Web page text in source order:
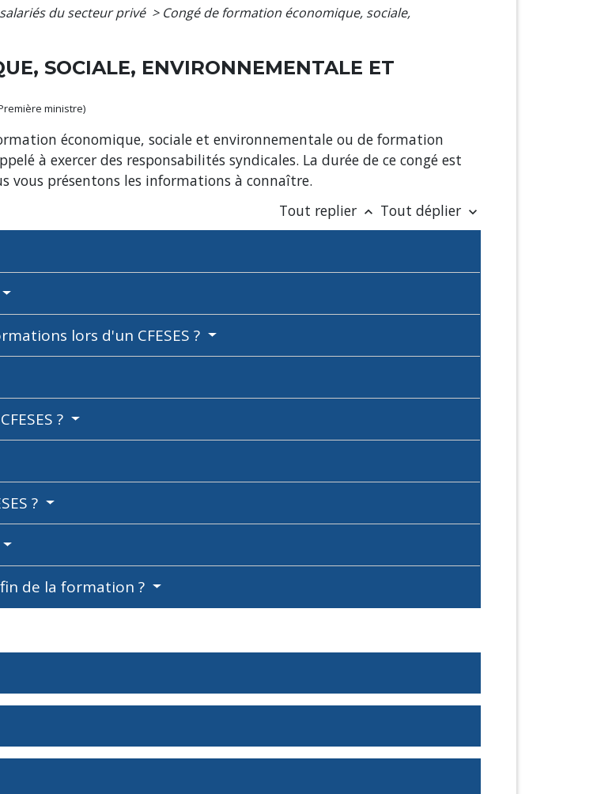
du secteur privé > Congé de formation économique, sociale,
SOCIALE, ENVIRONNEMENTALE ET
ministre)
économique, sociale et environnementale ou de formation
à exercer des responsabilités syndicales. La durée de ce congé est
vous présentons les informations à connaître.
Tout replier keyboard_arrow_up Tout déplier keyboard_arrow_down
lors d'un CFESES ?
?
?
de la formation ?